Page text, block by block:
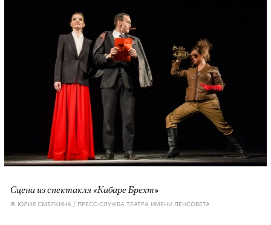
Сцена из спектакля «Кабаре Брехт»
© ЮЛИЯ СМЕЛКИНА / ПРЕСС-СЛУЖБА ТЕАТРА ИМЕНИ ЛЕНСОВЕТА